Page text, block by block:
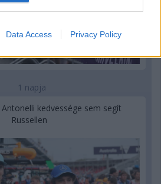
Data Access Privacy Policy
1 napja
kedvessége sem segít
Russellen